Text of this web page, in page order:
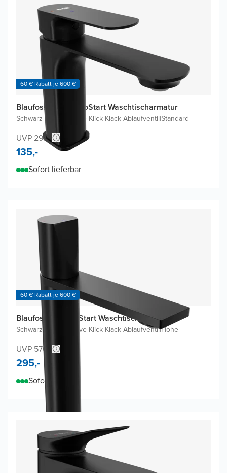
60 € Rabatt je 600 €
Blaufoss Bodan EcoStart Waschtischarmatur
Schwarz Matt Inklusive Klick-Klack Ablaufventil|Standard
UVP 298,-
135,-
Sofort lieferbar
60 € Rabatt je 600 €
Blaufoss Eris EcoStart Waschtischarmatur
Schwarz Matt Inklusive Klick-Klack Ablaufventil|Hohe
UVP 570,-
295,-
Sofort lieferbar